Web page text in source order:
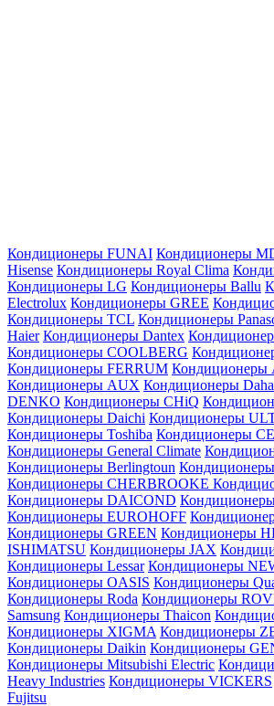
Кондиционеры FUNAI Кондиционеры
Hisense Кондиционеры Royal Clima
Кондиционеры LG Кондиционеры Ballu
Electrolux Кондиционеры GREE
Кондиционеры TCL Кондиционеры
Haier Кондиционеры Dantex
Кондиционеры СOOLBERG
Кондиционеры FERRUM Кондиционеры
Кондиционеры AUX Кондиционеры
DENKO Кондиционеры CHiQ
Кондиционеры Daichi Кондиционеры
Кондиционеры Toshiba Кондиционеры
Кондиционеры General Climate
Кондиционеры Berlingtoun Кондиционеры
Кондиционеры CHERBROOKE
Кондиционеры DAICOND
Кондиционеры EUROHOFF
Кондиционеры GREEN Кондиционеры
ISHIMATSU Кондиционеры JAX
Кондиционеры Lessar Кондиционеры
Кондиционеры OASIS Кондиционеры
Кондиционеры Roda Кондиционеры
Samsung Кондиционеры Thaicon
Кондиционеры XIGMA Кондиционеры
Кондиционеры Daikin Кондиционеры
Кондиционеры Mitsubishi Electric
Heavy Industries Кондиционеры VICKERS
Fujitsu